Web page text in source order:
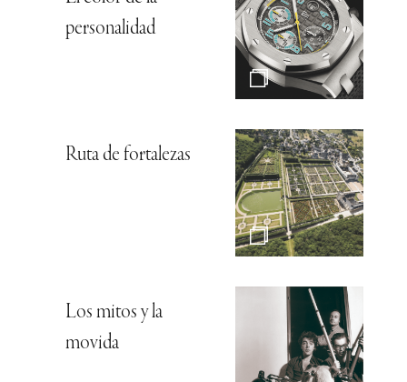
personalidad
Ruta de fortalezas
Los mitos y la
movida